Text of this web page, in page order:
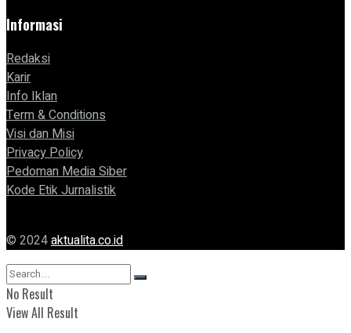
Informasi
Redaksi
Karir
Info Iklan
Term & Conditions
Visi dan Misi
Privacy Policy
Pedoman Media Siber
Kode Etik Jurnalistik
© 2024aktualita.co.id
No Result
View All Result